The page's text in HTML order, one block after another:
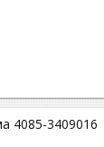
4085-3409016